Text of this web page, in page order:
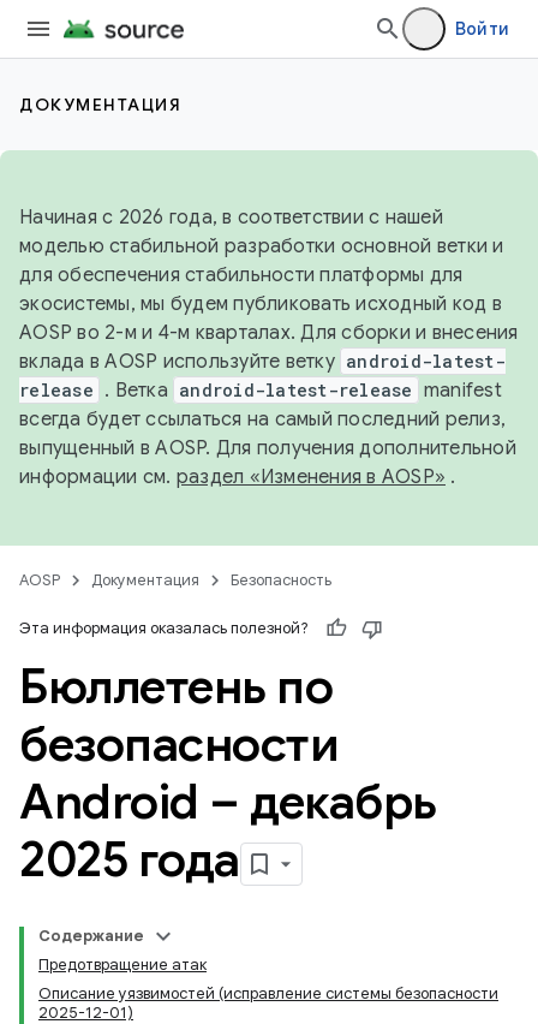
Войти
ДОКУМЕНТАЦИЯ
Начиная с 2026 года, в соответствии с нашей
моделью стабильной разработки основной ветки и
для обеспечения стабильности платформы для
экосистемы, мы будем публиковать исходный код в
AOSP во 2-м и 4-м кварталах. Для сборки и внесения
вклада в AOSP используйте ветку android-latest-
release . Ветка android-latest-release manifest
всегда будет ссылаться на самый последний релиз,
выпущенный в AOSP. Для получения дополнительной
информации см. раздел «Изменения в AOSP» .
AOSP Документация Безопасность
Эта информация оказалась полезной?
Бюллетень по
безопасности
Android – декабрь
2025 года
Содержание
Предотвращение атак
Описание уязвимостей (исправление системы безопасности
2025-12-01)